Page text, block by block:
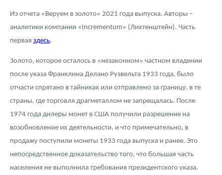
Аксессуары
Гарри Поттер
Флот: ледоколы и корабли
Жетоны "Необыкновенные обитатели глубин"
Ювелирные изделия
Русская нумизматика
Памятка для работы с монетами из драгметаллов
Условия возврата
Политика конфиденциальности
Политика использования Cookies
Положение по обработке и защите персональных данных
Скупка слитков
Наши преимущества
Пресс-служба
Из отчета «Веруем в золото» 2021 года выпуска. Авторы –
аналитики компании «Incrementum» (Лихтенштейн). Часть
первая здесь.
Золото, которое осталось в «незаконном» частном владении
после указа Франклина Делано Рузвельта 1933 года, было
отчасти спрятано в тайниках или отправлено за границу, в те
страны, где торговля драгметаллом не запрещалась. После
1974 года дилеры монет в США получили разрешение на
возобновление их деятельности, и что примечательно, в
продажу поступили монеты 1933 года выпуска и ранее. Это
непосредственное доказательство того, что большая часть
населения не выполнила требования президентского указа.